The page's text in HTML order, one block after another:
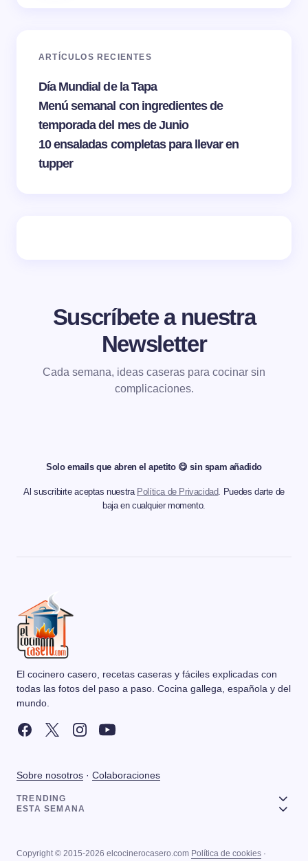
ARTÍCULOS RECIENTES
Día Mundial de la Tapa
Menú semanal con ingredientes de
temporada del mes de Junio
10 ensaladas completas para llevar en
tupper
Suscríbete a nuestra
Newsletter
Cada semana, ideas caseras para cocinar sin
complicaciones.
Solo emails que abren el apetito 😋 sin spam añadido
Al suscribirte aceptas nuestra Política de Privacidad. Puedes darte de
baja en cualquier momento.
El cocinero casero, recetas caseras y fáciles explicadas con
todas las fotos del paso a paso. Cocina gallega, española y del
mundo.
Sobre nosotros · Colaboraciones
TRENDING
ESTA SEMANA
Copyright © 2015-2026 elcocinerocasero.com Política de cookies ·